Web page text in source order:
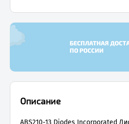
Описание
ABS210-13 Diodes Incorporated